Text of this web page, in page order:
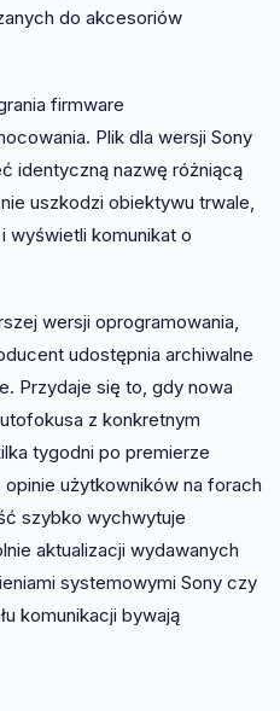
do akcesoriów
firmware
Plik dla wersji Sony
identyczną nazwę różniącą
uszkodzi obiektywu trwale,
wyświetli komunikat o
wersji oprogramowania,
udostępnia archiwalne
Przydaje się to, gdy nowa
z konkretnym
tygodni po premierze
użytkowników na forach
szybko wychwytuje
aktualizacji wydawanych
systemowymi Sony czy
komunikacji bywają